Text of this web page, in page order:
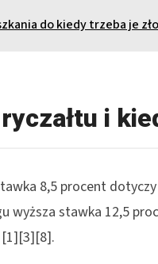
do kiedy trzeba je
i
8,5 procent
wyższa stawka 12,5
[1][3][8].